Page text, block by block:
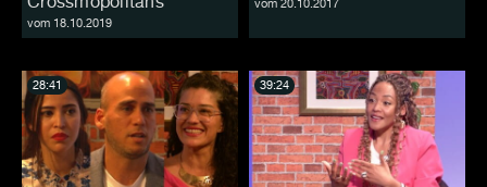
Crossmopolitans
vom 18.10.2019
vom 20.10.2017
28:41 39:24